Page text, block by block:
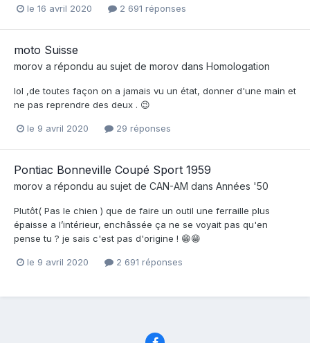
le 16 avril 2020 2 691 réponses
moto Suisse
morov a répondu au sujet de morov dans Homologation
lol ,de toutes façon on a jamais vu un état, donner d'une main et
ne pas reprendre des deux . 😉
le 9 avril 2020 29 réponses
Pontiac Bonneville Coupé Sport 1959
morov a répondu au sujet de CAN-AM dans Années '50
Plutôt( Pas le chien ) que de faire un outil une ferraille plus
épaisse a l’intérieur, enchâssée ça ne se voyait pas qu'en
pense tu ? je sais c'est pas d'origine ! 😁😁
le 9 avril 2020 2 691 réponses